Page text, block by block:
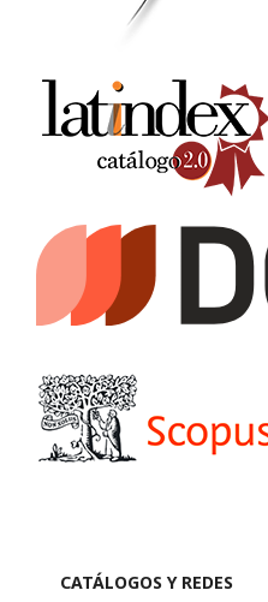
CATÁLOGOS Y REDES